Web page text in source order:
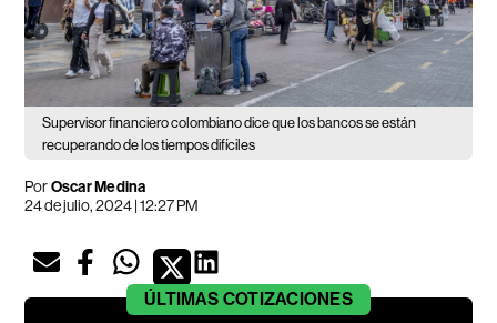
Supervisor financiero colombiano dice que los bancos se están
recuperando de los tiempos difíciles
PorOscar Medina
24 de julio, 2024 | 12:27 PM
ÚLTIMAS COTIZACIONES